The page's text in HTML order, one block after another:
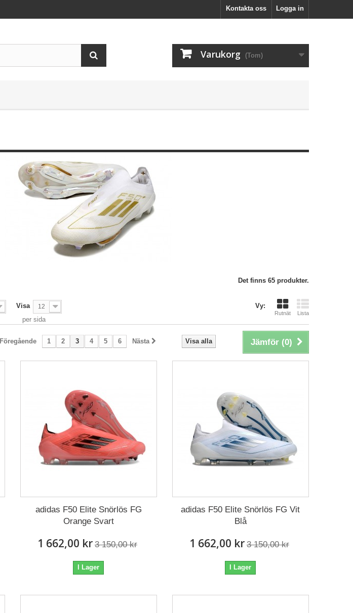
Logga in
Kontakta oss
Varukorg (Tom)
Det finns 65 produkter.
Vy:
Rutnät Lista
Visa 12
per sida
Jämför (0)
Visa alla
Föregående 1 2 3 4 5 6 Nästa
adidas F50 Elite Snörlös FG
Orange Svart
1 662,00 kr 3 150,00 kr
I Lager
adidas F50 Elite Snörlös FG Vit
Blå
1 662,00 kr 3 150,00 kr
I Lager